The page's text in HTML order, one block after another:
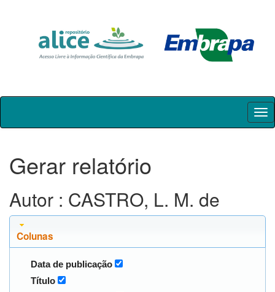
Skip
Gerar relatório
Autor : CASTRO, L. M. de
Colunas
Data de publicação
Título